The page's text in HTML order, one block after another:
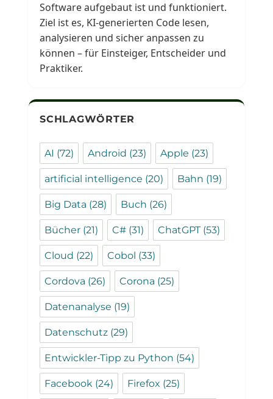
Software aufgebaut ist und funktioniert.
Ziel ist es, KI-generierten Code lesen,
analysieren und sicher anpassen zu
können – für Einsteiger, Entscheider und
Praktiker.
SCHLAGWÖRTER
AI (72) Android (23) Apple (23)
artificial intelligence (20) Bahn (19)
Big Data (28) Buch (26)
Bücher (21) C# (31) ChatGPT(53)
Cloud (22) Cobol (33)
Cordova (26) Corona (25)
Datenanalyse (19)
Datenschutz (29)
Entwickler-Tipp zu Python (54)
Facebook (24) Firefox (25)